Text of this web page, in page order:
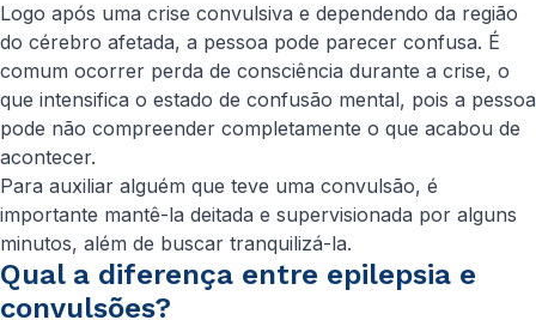
Logo após uma crise convulsiva e dependendo da região
do cérebro afetada, a pessoa pode parecer confusa. É
comum ocorrer perda de consciência durante a crise, o
que intensifica o estado de confusão mental, pois a pessoa
pode não compreender completamente o que acabou de
acontecer.
Para auxiliar alguém que teve uma convulsão, é
importante mantê-la deitada e supervisionada por alguns
minutos, além de buscar tranquilizá-la.
Qual a diferença entre epilepsia e
convulsões?